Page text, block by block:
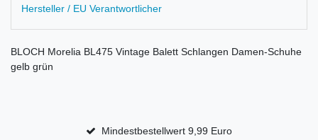
Hersteller / EU Verantwortlicher
BLOCH Morelia BL475 Vintage Balett Schlangen Damen-Schuhe
gelb grün
Mindestbestellwert 9,99 Euro